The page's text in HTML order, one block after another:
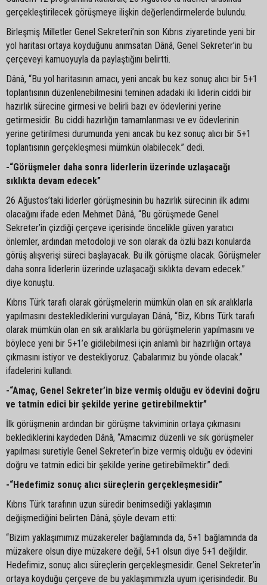
gerçekleştirilecek görüşmeye ilişkin değerlendirmelerde bulundu.
Birleşmiş Milletler Genel Sekreteri’nin son Kıbrıs ziyaretinde yeni bir
yol haritası ortaya koyduğunu anımsatan Dânâ, Genel Sekreter’in bu
çerçeveyi kamuoyuyla da paylaştığını belirtti.
Dânâ, “Bu yol haritasının amacı, yeni ancak bu kez sonuç alıcı bir 5+1
toplantısının düzenlenebilmesini teminen adadaki iki liderin ciddi bir
hazırlık sürecine girmesi ve belirli bazı ev ödevlerini yerine
getirmesidir. Bu ciddi hazırlığın tamamlanması ve ev ödevlerinin
yerine getirilmesi durumunda yeni ancak bu kez sonuç alıcı bir 5+1
toplantısının gerçekleşmesi mümkün olabilecek.” dedi.
-“Görüşmeler daha sonra liderlerin üzerinde uzlaşacağı
sıklıkta devam edecek”
26 Ağustos’taki liderler görüşmesinin bu hazırlık sürecinin ilk adımı
olacağını ifade eden Mehmet Dânâ, “Bu görüşmede Genel
Sekreter’in çizdiği çerçeve içerisinde öncelikle güven yaratıcı
önlemler, ardından metodoloji ve son olarak da özlü bazı konularda
görüş alışverişi süreci başlayacak. Bu ilk görüşme olacak. Görüşmeler
daha sonra liderlerin üzerinde uzlaşacağı sıklıkta devam edecek.”
diye konuştu.
Kıbrıs Türk tarafı olarak görüşmelerin mümkün olan en sık aralıklarla
yapılmasını desteklediklerini vurgulayan Dânâ, “Biz, Kıbrıs Türk tarafı
olarak mümkün olan en sık aralıklarla bu görüşmelerin yapılmasını ve
böylece yeni bir 5+1’e gidilebilmesi için anlamlı bir hazırlığın ortaya
çıkmasını istiyor ve destekliyoruz. Çabalarımız bu yönde olacak.”
ifadelerini kullandı.
-“Amaç, Genel Sekreter’in bize vermiş olduğu ev ödevini doğru
ve tatmin edici bir şekilde yerine getirebilmektir”
İlk görüşmenin ardından bir görüşme takviminin ortaya çıkmasını
beklediklerini kaydeden Dânâ, “Amacımız düzenli ve sık görüşmeler
yapılması suretiyle Genel Sekreter’in bize vermiş olduğu ev ödevini
doğru ve tatmin edici bir şekilde yerine getirebilmektir.” dedi.
-“Hedefimiz sonuç alıcı süreçlerin gerçekleşmesidir”
Kıbrıs Türk tarafının uzun süredir benimsediği yaklaşımın
değişmediğini belirten Dânâ, şöyle devam etti:
“Bizim yaklaşımımız müzakereler bağlamında da, 5+1 bağlamında da
müzakere olsun diye müzakere değil, 5+1 olsun diye 5+1 değildir.
Hedefimiz, sonuç alıcı süreçlerin gerçekleşmesidir. Genel Sekreter’in
ortaya koyduğu çerçeve de bu yaklaşımımızla uyum içerisindedir. Bu